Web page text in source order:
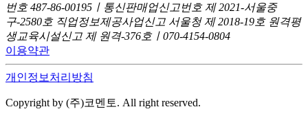
번호 487-86-00195ㅣ통신판매업신고번호 제 2021-서울중
구-2580호 직업정보제공사업신고 서울청 제 2018-19호 원격평
생교육시설신고 제 원격-376호ㅣ070-4154-0804
이용약관
개인정보처리방침
Copyright by (주)코멘토. All right reserved.